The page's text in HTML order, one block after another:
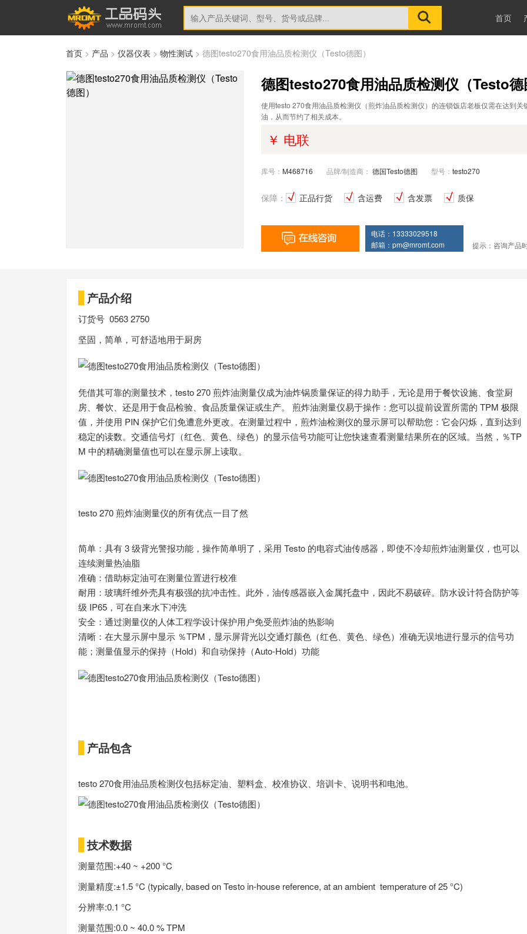
首页
首页 > 产品 > 仪器仪表 > 物性测试 > 德图testo270食用油品质检测仪（Testo德图）
德图testo270食用油品质检测仪（Testo
使用testo 270食用油品质检测仪（煎炸油品质检测仪）的连锁饭店老板仅需在达到
油，从而节约了相关成本。
￥ 电联
库号： M468716 品牌/制造商： 德国Testo德图 型号： testo270
保障： 正品行货 含运费 含发票 质保
电话：13333029518
邮箱： pm@mromt.com 提示：咨询产品
产品介绍
订货号 0563 2750
坚固，简单，可舒适地用于厨房
凭借其可靠的测量技术，testo 270 煎炸油测量仪成为油炸锅质量保证的得力助手，无论是用于餐饮设施、食堂厨
房、餐饮、还是用于食品检验、食品质量保证或生产。 煎炸油测量仪易于操作：您可以提前设置所需的 TPM 极限
值，并使用 PIN 保护它们免遭意外更改。在测量过程中，煎炸油检测仪的显示屏可以帮助您：它会闪烁，直到达到
稳定的读数。交通信号灯（红色、黄色、绿色）的显示信号功能可让您快速查看测量结果所在的区域。当然，％TP
M 中的精确测量值也可以在显示屏上读取。
testo 270 煎炸油测量仪的所有优点一目了然
简单：具有 3 级背光警报功能，操作简单明了，采用 Testo 的电容式油传感器，即使不冷却煎炸油测量仪，也可以
连续测量热油脂
准确：借助标定油可在测量位置进行校准
耐用：玻璃纤维外壳具有极强的抗冲击性。此外，油传感器嵌入金属托盘中，因此不易破碎。防水设计符合防护等
级 IP65，可在自来水下冲洗
安全：通过测量仪的人体工程学设计保护用户免受煎炸油的热影响
清晰：在大显示屏中显示 ％TPM，显示屏背光以交通灯颜色（红色、黄色、绿色）准确无误地进行显示的信号功
能；测量值显示的保持（Hold）和自动保持（Auto-Hold）功能
产品包含
testo 270食用油品质检测仪包括标定油、塑料盒、校准协议、培训卡、说明书和电池。
技术数据
测量范围:+40 ~ +200 °C
测量精度:±1.5 °C (typically, based on Testo in-house reference, at an ambient temperature of 25 °C)
分辨率:0.1 °C
测量范围:0.0 ~ 40.0 % TPM